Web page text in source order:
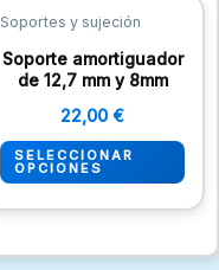
Soportes y sujeción
Soporte amortiguador
de 12,7 mm y 8mm
22,00 €
SELECCIONAR
OPCIONES
la